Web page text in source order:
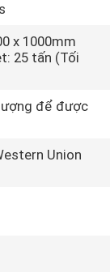
x 1000mm
25 tấn (Tối
để được
Union